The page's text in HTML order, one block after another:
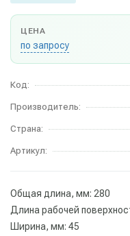
ЦЕНА
по запросу
Код:
Производитель:
Страна:
Артикул:
Общая длина, мм: 280
Длина рабочей
Ширина, мм: 45